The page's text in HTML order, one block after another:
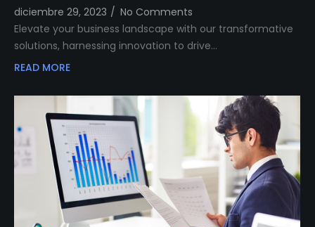
diciembre 29, 2023 / No Comments
Elevate your business landscape with our transformative
solutions, harnessing innovation to drive…
READ MORE